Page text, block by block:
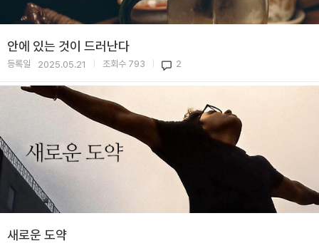
안에 있는 것이 드러난다
등록일 2025.05.21 조회수 793 2
새로운 도약